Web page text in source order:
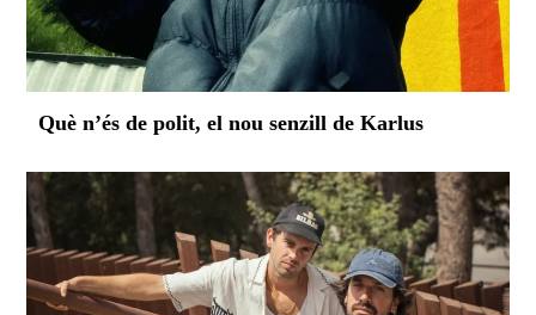
Què n’és de polit, el nou senzill de Karlus